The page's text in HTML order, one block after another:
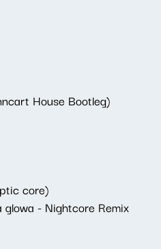
House Bootleg)
core)
- Nightcore Remix